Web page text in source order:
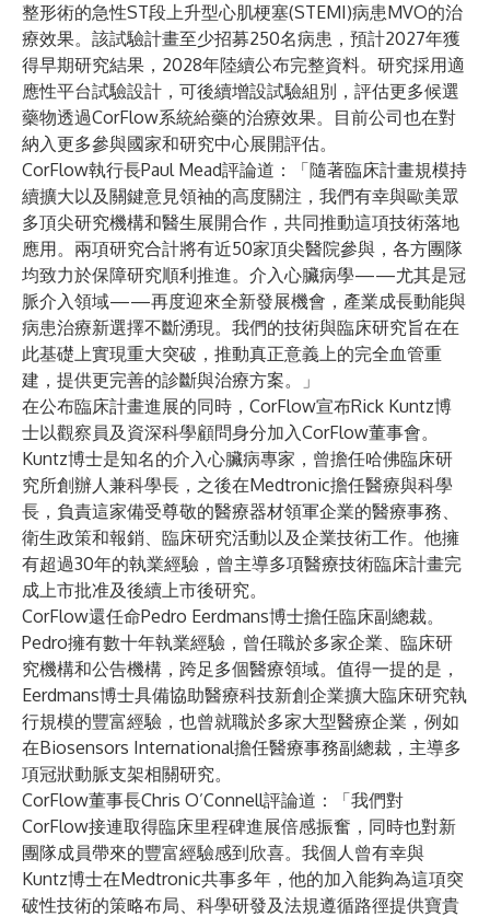
整形術的急性ST段上升型心肌梗塞(STEMI)病患MVO的治
療效果。該試驗計畫至少招募250名病患，預計2027年獲
得早期研究結果，2028年陸續公布完整資料。研究採用適
應性平台試驗設計，可後續增設試驗組別，評估更多候選
藥物透過CorFlow系統給藥的治療效果。目前公司也在對
納入更多參與國家和研究中心展開評估。
CorFlow執行長Paul Mead評論道：「隨著臨床計畫規模持
續擴大以及關鍵意見領袖的高度關注，我們有幸與歐美眾
多頂尖研究機構和醫生展開合作，共同推動這項技術落地
應用。兩項研究合計將有近50家頂尖醫院參與，各方團隊
均致力於保障研究順利推進。介入心臟病學——尤其是冠
脈介入領域——再度迎來全新發展機會，產業成長動能與
病患治療新選擇不斷湧現。我們的技術與臨床研究旨在在
此基礎上實現重大突破，推動真正意義上的完全血管重
建，提供更完善的診斷與治療方案。」
在公布臨床計畫進展的同時，CorFlow宣布Rick Kuntz博
士以觀察員及資深科學顧問身分加入CorFlow董事會。
Kuntz博士是知名的介入心臟病專家，曾擔任哈佛臨床研
究所創辦人兼科學長，之後在Medtronic擔任醫療與科學
長，負責這家備受尊敬的醫療器材領軍企業的醫療事務、
衛生政策和報銷、臨床研究活動以及企業技術工作。他擁
有超過30年的執業經驗，曾主導多項醫療技術臨床計畫完
成上市批准及後續上市後研究。
CorFlow還任命Pedro Eerdmans博士擔任臨床副總裁。
Pedro擁有數十年執業經驗，曾任職於多家企業、臨床研
究機構和公告機構，跨足多個醫療領域。值得一提的是，
Eerdmans博士具備協助醫療科技新創企業擴大臨床研究執
行規模的豐富經驗，也曾就職於多家大型醫療企業，例如
在Biosensors International擔任醫療事務副總裁，主導多
項冠狀動脈支架相關研究。
CorFlow董事長Chris O’Connell評論道：「我們對
CorFlow接連取得臨床里程碑進展倍感振奮，同時也對新
團隊成員帶來的豐富經驗感到欣喜。我個人曾有幸與
Kuntz博士在Medtronic共事多年，他的加入能夠為這項突
破性技術的策略布局、科學研發及法規遵循路徑提供寶貴